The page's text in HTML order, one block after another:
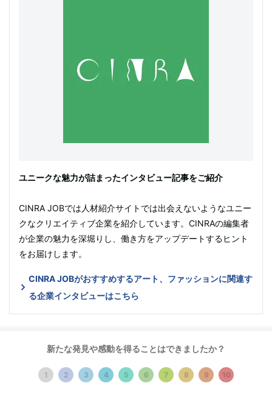
ユニークな魅力が詰まったインタビュー記事をご紹介
CINRA JOBでは人材紹介サイトでは出会えないようなユニー
クなクリエイティブ企業を紹介しています。CINRAの編集者
が企業の魅力を深堀りし、働き方をアップデートするヒント
をお届けします。
CINRA JOBがおすすめするアート、ファッションに関連す
る企業インタビューはこちら
プロフィール
加賀美健 （かがみ けん）
新たな発見や感動を得ることはできましたか？
1 2 3 4 5 6 7 8 9 10